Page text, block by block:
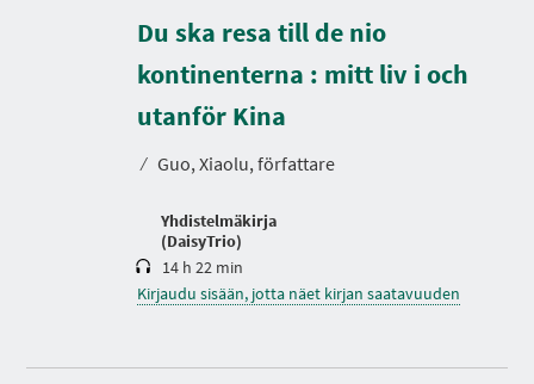
Du ska resa till de nio
kontinenterna : mitt liv i och
utanför Kina
⁄ Guo, Xiaolu, författare
Yhdistelmäkirja
(DaisyTrio)
K
e
s
o
14 h 22 min
Kirjaudu sisään, jotta näet kirjan saatavuuden
K